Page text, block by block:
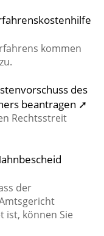
kommen
des
beantragen ➚
Rechtsstreit
der
ist, können Sie